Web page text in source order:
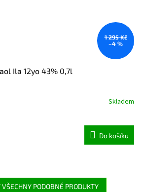
1 295 Kč
–4 %
Ila 12yo 43% 0,7l
Skladem
Do košíku
PODOBNÉ PRODUKTY